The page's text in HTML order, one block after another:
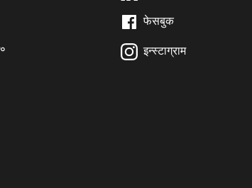
फेसबुक
इन्स्टाग्राम